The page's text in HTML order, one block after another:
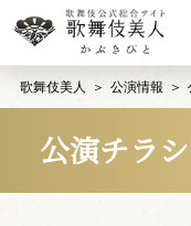
歌舞伎美人 公演情報
公演チラ